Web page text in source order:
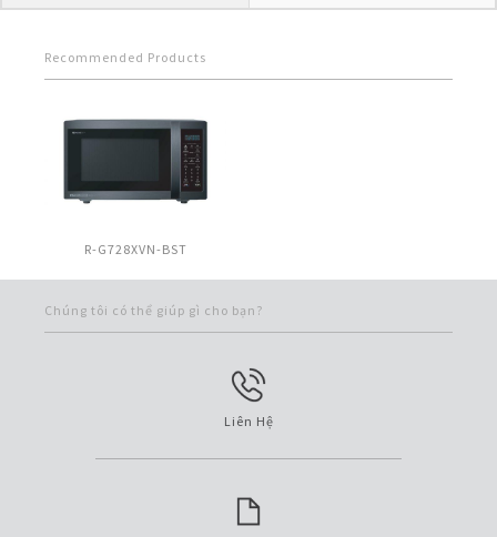
Recommended Products
R-G728XVN-BST
Chúng tôi có thể giúp gì cho bạn?
Liên Hệ